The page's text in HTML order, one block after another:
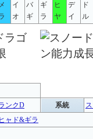
メ
イ
オ
バ
ギ
ギ
ラ
ヒ
ヤ
デ
イ
ド
ル
ンクD 系統
ヒャド&ギラ